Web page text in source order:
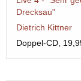
Drecksau"
Dietrich Kittner
Doppel-CD,